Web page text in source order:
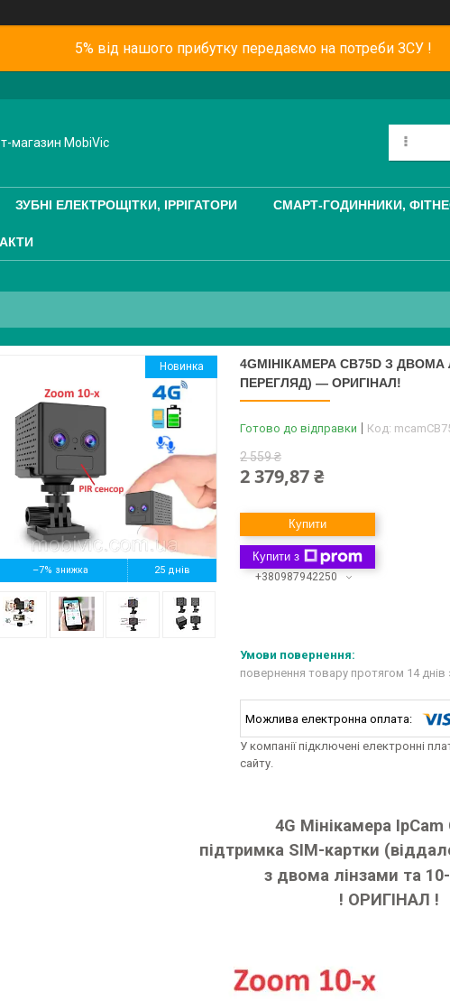
5% від нашого прибутку передаємо на потреби ЗСУ !
магазин MobiVic
ЗУБНІ ЕЛЕКТРОЩІТКИ, ІРРІГАТОРИ СМАРТ-ГОДИННИКИ,
–7% 25 днів
Новинка
4GМІНІКАМЕРА CB75D З
ПЕРЕГЛЯД) — ОРИГІНАЛ!
Готово до відправки Код:
2 559 ₴
2 379,87 ₴
Купити
Купити з
+380987942250
повернення товару протягом 14 днів
У компанії підключені електронні
сайту.
4G Мінікамера IpCam
підтримка SIM-картки
з двома лінзами та
! ОРИГІНАЛ !